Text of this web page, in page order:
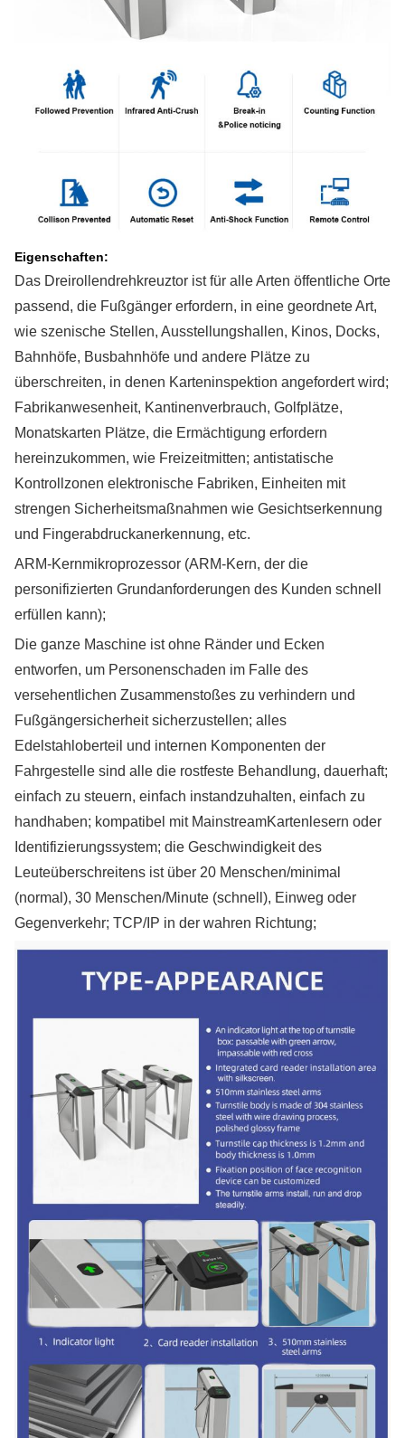
Eigenschaften:
Das Dreirollendrehkreuztor ist für alle Arten öffentliche Orte
passend, die Fußgänger erfordern, in eine geordnete Art,
wie szenische Stellen, Ausstellungshallen, Kinos, Docks,
Bahnhöfe, Busbahnhöfe und andere Plätze zu
überschreiten, in denen Karteninspektion angefordert wird;
Fabrikanwesenheit, Kantinenverbrauch, Golfplätze,
Monatskarten Plätze, die Ermächtigung erfordern
hereinzukommen, wie Freizeitmitten; antistatische
Kontrollzonen elektronische Fabriken, Einheiten mit
strengen Sicherheitsmaßnahmen wie Gesichtserkennung
und Fingerabdruckanerkennung, etc.
ARM-Kernmikroprozessor (ARM-Kern, der die
personifizierten Grundanforderungen des Kunden schnell
erfüllen kann);
Die ganze Maschine ist ohne Ränder und Ecken
entworfen, um Personenschaden im Falle des
versehentlichen Zusammenstoßes zu verhindern und
Fußgängersicherheit sicherzustellen; alles
Edelstahloberteil und internen Komponenten der
Fahrgestelle sind alle die rostfeste Behandlung, dauerhaft;
einfach zu steuern, einfach instandzuhalten, einfach zu
handhaben; kompatibel mit MainstreamKartenlesern oder
Identifizierungssystem; die Geschwindigkeit des
Leuteüberschreitens ist über 20 Menschen/minimal
(normal), 30 Menschen/Minute (schnell), Einweg oder
Gegenverkehr; TCP/IP in der wahren Richtung;